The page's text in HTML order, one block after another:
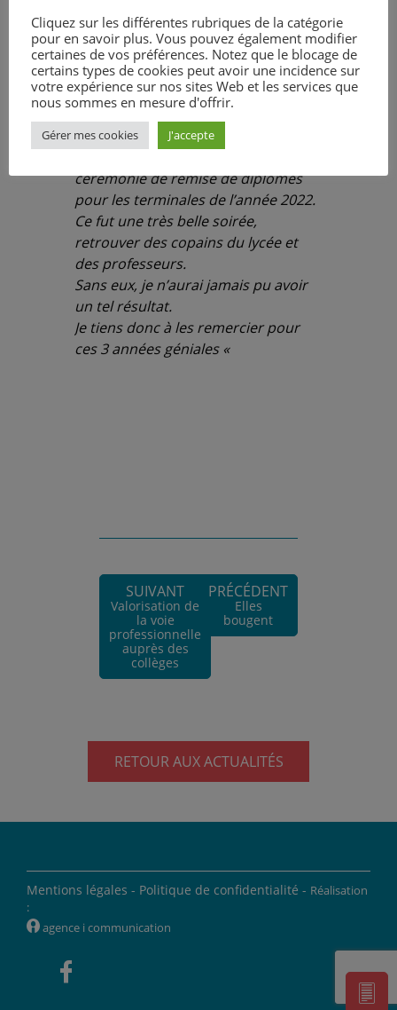
]
Voici le lien vers les photos de la
soirée :ICI
Témoignage d’un ancien élève :
page de mes 3 ans au lycée.
cérémonie de remise de diplômes
pour les terminales de l’année 2022.
Ce fut une très belle soirée,
retrouver des copains du lycée et
des professeurs.
Sans eux, je n’aurai jamais pu avoir
un tel résultat.
Je tiens donc à les remercier pour
ces 3 années géniales «
SUIVANT
Valorisation de
la voie
professionnelle
auprès des
collèges
PRÉCÉDENT
Elles
bougent
RETOUR AUX ACTUALITÉS
Mentions légales - Politique de confidentialité - Réalisation
:
W agence i communication
'
Cliquez sur les différentes rubriques de la catégorie
pour en savoir plus. Vous pouvez également modifier
certaines de vos préférences. Notez que le blocage de
certains types de cookies peut avoir une incidence sur
votre expérience sur nos sites Web et les services que
nous sommes en mesure d'offrir.
Gérer mes cookies J'accepte